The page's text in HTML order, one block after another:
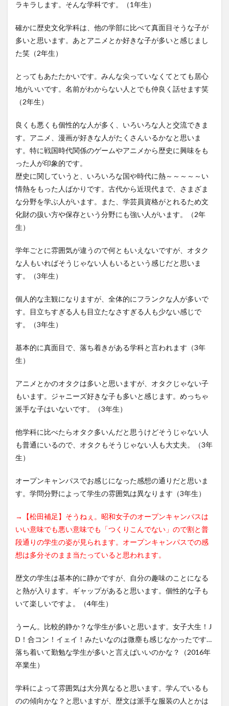
ラキラします。そんな学科です。（1年生）
確かに歴史文化学科は、他の学部に比べて真面目そうな子が
多いと思います。あとアニメとか好きな子が多いと感じまし
た笑（2年生）
とってもあたたかいです。みんな尖っていなくてとても居心
地がいいです。名前がわからない人とでも仲良く話せます笑
（2年生）
良くも悪くも個性的な人が多く、いろいろな人と交流できま
す。アニメ、漫画が好きな人がたくさんいるかなと思いま
す。特に戦国時代関係のゲームやアニメから歴史に興味をも
った人が印象的です。
歴史に関していうと、いろいろな国や時代に熱～～～～～い
情熱をもった人ばかりです。古代から近現代まで、さまざま
な分野を学ぶ人がいます。また、学芸員資格がとれるため文
化財の扱い方や保存という分野にも強い人がいます。（2年
生）
学年ごとに雰囲気が違うので何ともいえないですが、オタク
な人もいればそうじゃない人もいるという感じだと思いま
す。（3年生）
個人的な主観になりますが、全体的にフランクな人が多いで
す。目立ちすぎる人も目立たなさすぎる人も少ない感じで
す。（3年生）
基本的に真面目で、落ち着きがある学科と言われます（3年
生）
アニメとかのオタクは多いと思いますが、オタクじゃない子
もいます。ジャニーズ好きな子も多いと感じます。めっちゃ
派手な子はいないです。（3年生）
他学科に比べたらオタク多いんだと思うけどそうじゃない人
も普通にいるので、オタクもそうじゃない人も大丈夫。（3年
生）
オープンキャンパスでお感じになった感想の通りだと思いま
す。学問分野によって学生の雰囲気は異なります（3年生）
→【松田補足】そうねぇ。昭和女子のオープンキャンパスは
いい意味でも悪い意味でも「つくりこんでない」ので割と普
段通りの学生の姿が見られます。オープンキャンパスでの感
想は多分そのまま当たっていると思われます。
歴文の学生は基本的に静かですが、自分の趣味のことになる
と熱が入ります。ギャップがあると思います。個性的な子も
いて楽しいですよ。（4年生）
うーん。比較的静か？な学生が多いと思います。女子大生！J
D！合コン！イェイ！みたいなのは微塵も感じなかったです…
落ち着いて勤勉な学生が多いと言えばいいのかな？（2016年
卒業生）
学科によって雰囲気は大分異なると思います。学んでいるも
のの傾向かな？と思いますが、歴文は派手な服装の人とかは